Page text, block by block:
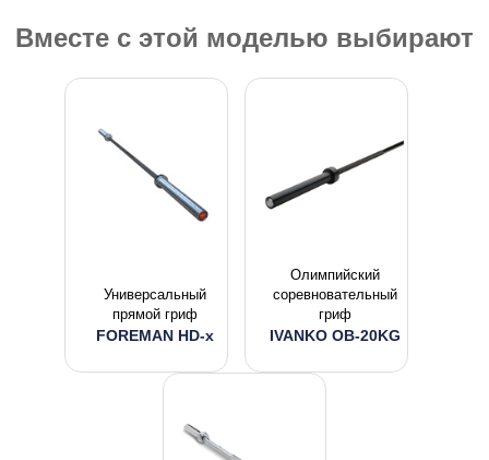
Вместе с этой моделью выбирают
Универсальный
прямой гриф
FOREMAN HD-x
Олимпийский
соревновательный
гриф
IVANKO OB-20KG